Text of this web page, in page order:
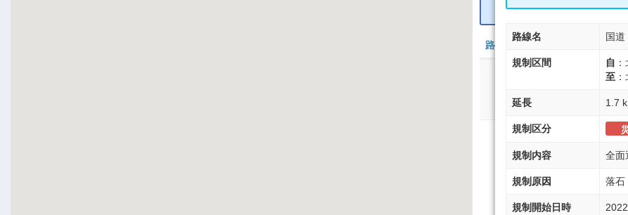
［IDから検索］で検索した結
路線名
条件
路線名 国道
規制区間 自
至：
延長 1.7
規制区分
規制内容 全面
規制原因 落石
規制開始日時